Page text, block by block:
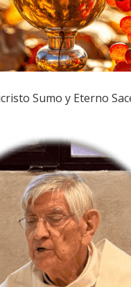
Sumo y Eterno